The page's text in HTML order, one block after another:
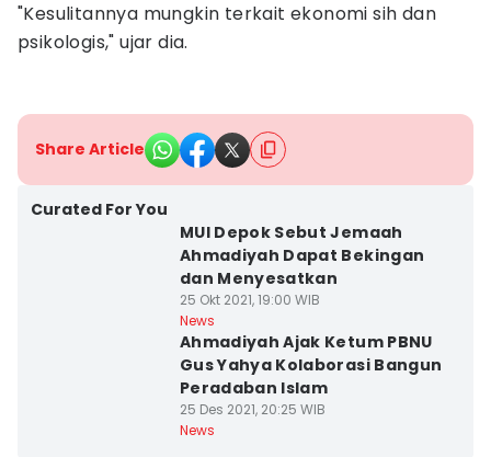
"Kesulitannya mungkin terkait ekonomi sih dan
psikologis," ujar dia.
Share Article
Curated For You
MUI Depok Sebut Jemaah
Ahmadiyah Dapat Bekingan
dan Menyesatkan
25 Okt 2021, 19:00 WIB
News
Ahmadiyah Ajak Ketum PBNU
Gus Yahya Kolaborasi Bangun
Peradaban Islam
25 Des 2021, 20:25 WIB
News